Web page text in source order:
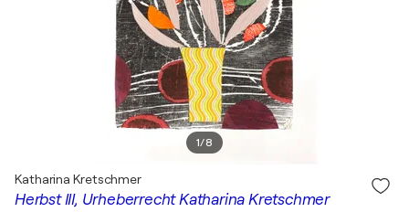
1/8
Herbst III, Urheberrecht Katharina Kretschmer
Katharina Kretschmer